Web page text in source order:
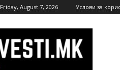
Friday, August 7, 2026 Услови за